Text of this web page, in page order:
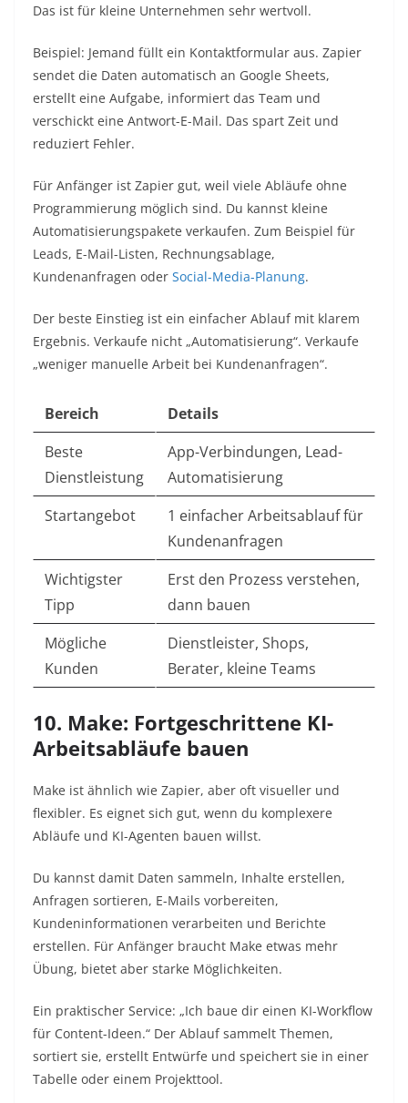
Das ist für kleine Unternehmen sehr wertvoll.
Beispiel: Jemand füllt ein Kontaktformular aus. Zapier
sendet die Daten automatisch an Google Sheets,
erstellt eine Aufgabe, informiert das Team und
verschickt eine Antwort-E-Mail. Das spart Zeit und
reduziert Fehler.
Für Anfänger ist Zapier gut, weil viele Abläufe ohne
Programmierung möglich sind. Du kannst kleine
Automatisierungspakete verkaufen. Zum Beispiel für
Leads, E-Mail-Listen, Rechnungsablage,
Kundenanfragen oder Social-Media-Planung.
Der beste Einstieg ist ein einfacher Ablauf mit klarem
Ergebnis. Verkaufe nicht „Automatisierung“. Verkaufe
„weniger manuelle Arbeit bei Kundenanfragen“.
Bereich
Details
Beste
Dienstleistung
App-Verbindungen, Lead-
Automatisierung
Startangebot
1 einfacher Arbeitsablauf für
Kundenanfragen
Wichtigster
Tipp
Erst den Prozess verstehen,
dann bauen
Mögliche
Kunden
Dienstleister, Shops,
Berater, kleine Teams
10. Make: Fortgeschrittene KI-
Arbeitsabläufe bauen
Make ist ähnlich wie Zapier, aber oft visueller und
flexibler. Es eignet sich gut, wenn du komplexere
Abläufe und KI-Agenten bauen willst.
Du kannst damit Daten sammeln, Inhalte erstellen,
Anfragen sortieren, E-Mails vorbereiten,
Kundeninformationen verarbeiten und Berichte
erstellen. Für Anfänger braucht Make etwas mehr
Übung, bietet aber starke Möglichkeiten.
Ein praktischer Service: „Ich baue dir einen KI-Workflow
für Content-Ideen.“ Der Ablauf sammelt Themen,
sortiert sie, erstellt Entwürfe und speichert sie in einer
Tabelle oder einem Projekttool.